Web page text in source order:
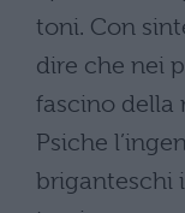
toni. Con
dire che nei
fascino della
Psiche
briganteschi